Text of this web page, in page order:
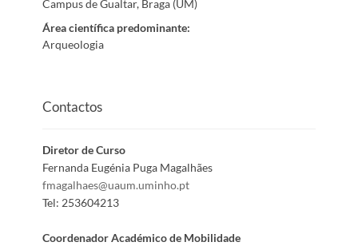
Campus de Gualtar, Braga (UM)
Área científica predominante:
Arqueologia
Contactos
Diretor de Curso
Fernanda Eugénia Puga Magalhães
fmagalhaes@uaum.uminho.pt
Tel: 253604213
Coordenador Académico de Mobilidade